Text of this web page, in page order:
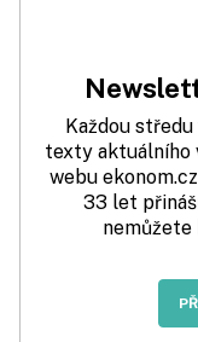
Každou
texty aktuálního
webu
33 let
nemůžete